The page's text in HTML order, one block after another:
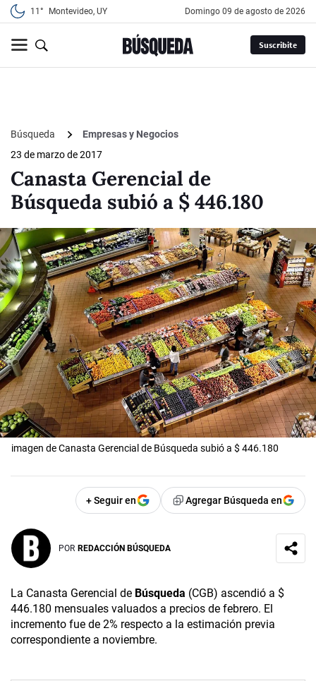
11° Montevideo, UY domingo 09 de agosto de 2026
Suscribite
Búsqueda
Empresas y Negocios
23 de marzo de 2017
Canasta Gerencial de
Búsqueda subió a $ 446.180
imagen de Canasta Gerencial de Búsqueda subió a $ 446.180
+ Seguir en Agregar Búsqueda en
POR REDACCIÓN BÚSQUEDA
La Canasta Gerencial de Búsqueda (CGB) ascendió a $
446.180 mensuales valuados a precios de febrero. El
incremento fue de 2% respecto a la estimación previa
correspondiente a noviembre.